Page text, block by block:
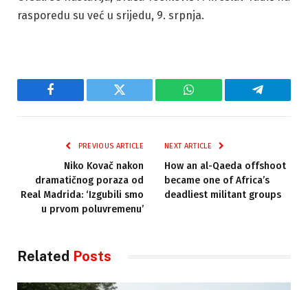
rasporedu su već u srijedu, 9. srpnja.
Facebook Twitter WhatsApp Telegram
PREVIOUS ARTICLE
Niko Kovač nakon
dramatičnog poraza od
Real Madrida: ‘Izgubili smo
u prvom poluvremenu’
NEXT ARTICLE
How an al-Qaeda offshoot
became one of Africa’s
deadliest militant groups
Related Posts